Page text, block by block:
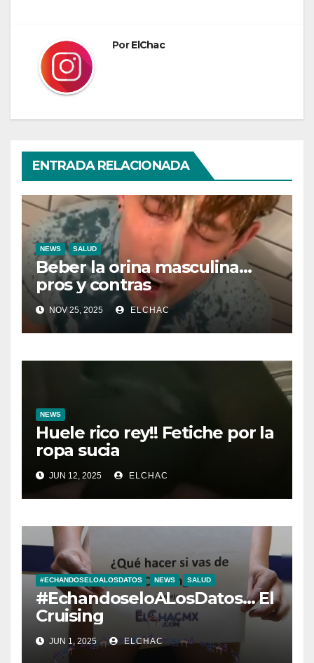
PorElChac
ENTRADA RELACIONADA
NEWS SALUD
Beber la orina masculina…
pros y contras
NOV 25, 2025 ELCHAC
NEWS
Huele rico rey!! Fetiche por la
ropa sucia
JUN 12, 2025 ELCHAC
#ECHANDOSELOALOSDATOS NEWS SALUD
#EchandoseloALosDatos… El
Cruising
JUN 1, 2025 ELCHAC